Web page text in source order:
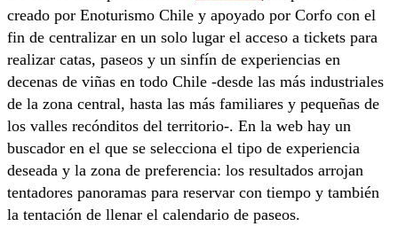
creado por Enoturismo Chile y apoyado por Corfo con el
fin de centralizar en un solo lugar el acceso a tickets para
realizar catas, paseos y un sinfín de experiencias en
decenas de viñas en todo Chile -desde las más industriales
de la zona central, hasta las más familiares y pequeñas de
los valles recónditos del territorio-. En la web hay un
buscador en el que se selecciona el tipo de experiencia
deseada y la zona de preferencia: los resultados arrojan
tentadores panoramas para reservar con tiempo y también
la tentación de llenar el calendario de paseos.